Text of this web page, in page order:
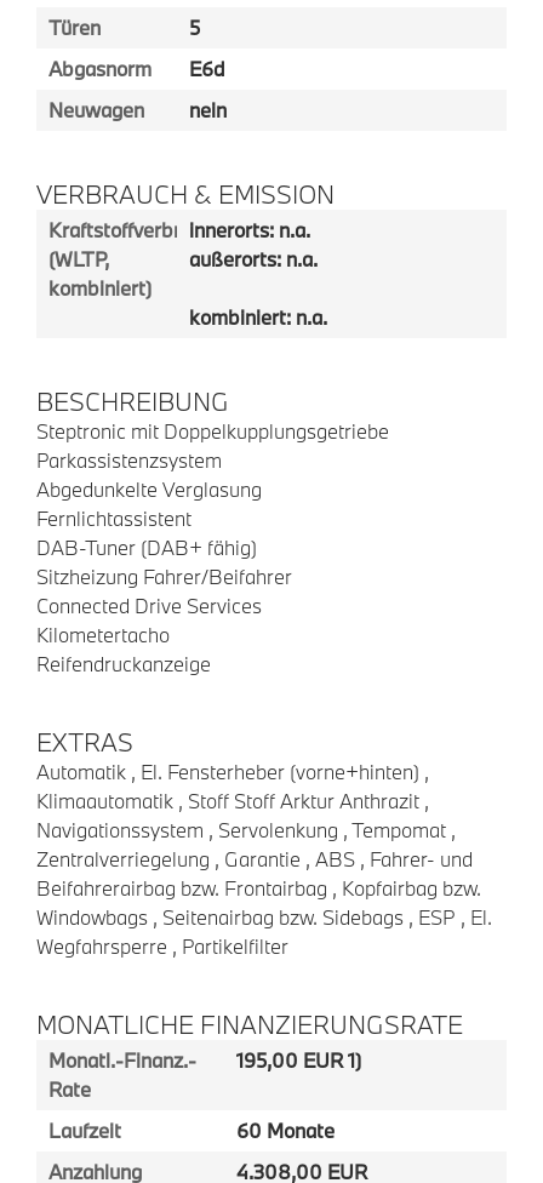
Türen
5
Abgasnorm
E6d
Neuwagen
nein
VERBRAUCH & EMISSION
Kraftstoffverbrauch
(WLTP,
kombiniert)
innerorts: n.a.
außerorts: n.a.
kombiniert: n.a.
BESCHREIBUNG
Steptronic mit Doppelkupplungsgetriebe
Parkassistenzsystem
Abgedunkelte Verglasung
Fernlichtassistent
DAB-Tuner (DAB+ fähig)
Sitzheizung Fahrer/Beifahrer
Connected Drive Services
Kilometertacho
Reifendruckanzeige
EXTRAS
Automatik , El. Fensterheber (vorne+hinten) ,
Klimaautomatik , Stoff Stoff Arktur Anthrazit ,
Navigationssystem , Servolenkung , Tempomat ,
Zentralverriegelung , Garantie , ABS , Fahrer- und
Beifahrerairbag bzw. Frontairbag , Kopfairbag bzw.
Windowbags , Seitenairbag bzw. Sidebags , ESP , El.
Wegfahrsperre , Partikelfilter
MONATLICHE FINANZIERUNGSRATE
Monatl.-Finanz.-
Rate
195,00 EUR 1)
Laufzeit
60 Monate
Anzahlung
4.308,00 EUR